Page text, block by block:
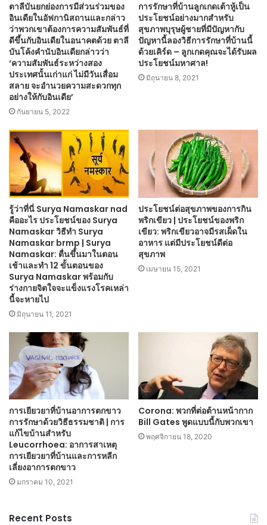
ตาลีบันยกย่องการมีส่วนร่วมของ
อินเดียในอัฟกานิสถานและกล่าว
ว่าพวกเขาต้องการความสัมพันธ์ที่
ดีขึ้นกับอินเดียในอนาคตด้วย ตาลี
บันโค้งคำนับอินเดียกล่าวว่า
‘ความสัมพันธ์ระหว่างสอง
ประเทศนั้นเก่าแก่ ไม่มีวันเสื่อม
สลาย จะอำนวยความสะดวกทุก
อย่างให้กับอินเดีย’
กันยายน 5, 2022
การรักษาที่บ้านลูกเกดเต้าหู้เป็น
ประโยชน์อย่างมากสำหรับ
สุขภาพบุรุษผู้ชายที่มีปัญหากับ
ปัญหานี้ลองวิธีการรักษาที่บ้านนี้
ด้วยเคิร์ด – ลูกเกดคุณจะได้รับผล
ประโยชน์มหาศาล!
มิถุนายน 8, 2021
รู้ว่าที่นี่ Surya Namaskar nad
คืออะไร ประโยชน์ของ Surya
Namaskar วิธีทำ Surya
Namaskar brmp | Surya
Namaskar: ตื่นขึ้นมาในตอน
เช้าและทำ 12 ขั้นตอนของ
Surya Namaskar พร้อมกับ
ร่างกายจิตใจจะแข็งแรงโรคเหล่า
นี้จะหายไป
มิถุนายน 11, 2021
ประโยชน์ต่อสุขภาพของการกิน
พริกเขียว | ประโยชน์ของพริก
เขียว: พริกเขียวอาจมีรสเผ็ดใน
อาหาร แต่มีประโยชน์ดีต่อ
สุขภาพ
เมษายน 15, 2021
การเยียวยาที่บ้านอาการตกขาว
การรักษาด้วยวิธีธรรมชาติ | การ
แก้ไขบ้านสำหรับ
Leucorrhoea: อาการสาเหตุ
การเยียวยาที่บ้านและการหลีก
เลี่ยงอาการตกขาว
มกราคม 10, 2021
Corona: พวกที่ต่อต้านหน้ากาก
Bill Gates พูดแบบนี้กับพวกเขา
พฤศจิกายน 18, 2020
Recent Posts